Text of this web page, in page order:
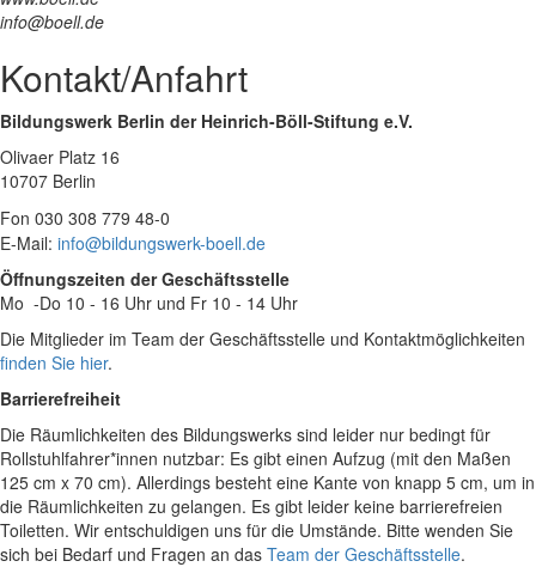
info@boell.de
Kontakt/Anfahrt
Bildungswerk Berlin der Heinrich-Böll-Stiftung e.V.
Olivaer Platz 16
10707 Berlin
Fon 030 308 779 48-0
E-Mail: info@bildungswerk-boell.de
Öffnungszeiten der Geschäftsstelle
Mo -Do 10 - 16 Uhr und Fr 10 - 14 Uhr
Die Mitglieder im Team der Geschäftsstelle und Kontaktmöglichkeiten
finden Sie hier.
Barrierefreiheit
Die Räumlichkeiten des Bildungswerks sind leider nur bedingt für
Rollstuhlfahrer*innen nutzbar: Es gibt einen Aufzug (mit den Maßen
125 cm x 70 cm). Allerdings besteht eine Kante von knapp 5 cm, um in
die Räumlichkeiten zu gelangen. Es gibt leider keine barrierefreien
Toiletten. Wir entschuldigen uns für die Umstände. Bitte wenden Sie
sich bei Bedarf und Fragen an das Team der Geschäftsstelle.